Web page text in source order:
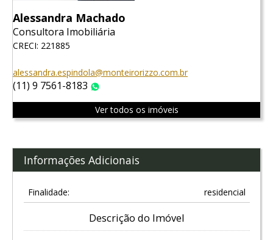
Alessandra Machado
Consultora Imobiliária
CRECI: 221885
alessandra.espindola@monteirorizzo.com.br
(11) 9 7561-8183
Ver todos os imóveis
Informações Adicionais
Finalidade: residencial
Descrição do Imóvel